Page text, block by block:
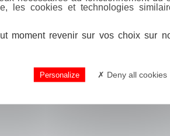
les cookies et technologies
moment revenir sur vos choix sur
Personalize Deny all cookies